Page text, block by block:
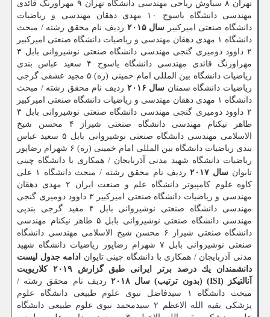
تهران ۸ سیاوش ریاحی مهندسی دانشگاه تهران ۹ مهراورنگ قائدی
مهندسی دانشگاه یاسوج ۱۰ مهدی دهقان مهندسی و ریاضیات
دانشگاه صنعتی امیركبیر سال ۲۰۱۵
ردیف نام محقق رشته / مبحث
دانشگاه ۱ مهدی دهقان مهندسی و ریاضیات دانشگاه صنعتی امیركبیر
۲ داوود دومیری گنجی مهندسی دانشگاه صنعتی نوشیروانی بابل ۳
مهراورنگ قائدی مهندسی دانشگاه یاسوج ۴ سعید عباس بندی
ریاضیات دانشگاه بین المللی امام خمینی (ره) ۵ مجید عشقی گرجی
ریاضیات دانشگاه سمنان سال ۲۰۱۶
ردیف نام محقق رشته / مبحث
دانشگاه ۱ مهدی دهقان مهندسی و ریاضیات دانشگاه صنعتی امیركبیر
۲ داوود دومیری گنجی مهندسی دانشگاه صنعتی نوشیروانی بابل ۳
طاهر نیكنام مهندسی دانشگاه صنعتی شیراز ۴ محسن شیخ
الاسلامی مهندسی دانشگاه صنعتی نوشیروانی بابل ۵ سعید عباس
بندی ریاضیات دانشگاه بین المللی امام خمینی (ره) ۶ شهرام رضاپور
ریاضیات دانشگاه شهید مدنی آذربایجان / همكاری با دانشگاه چینی
تایوان سال ۲۰۱۷
ردیف نام محقق رشته / مبحث دانشگاه ۱ علی
كاوه علوم كامپیوتر دانشگاه علم و صنعت ایران ۲ مهدی دهقان
مهندسی و ریاضیات دانشگاه صنعتی امیركبیر ۳ داوود دومیری گنجی
مهندسی دانشگاه صنعتی نوشیروانی بابل ۴ مفید گرجی بندپی
مهندسی دانشگاه صنعتی نوشیروانی بابل ۵ طاهر نیكنام مهندسی
دانشگاه صنعتی شیراز ۶ محسن شیخ الاسلامی مهندسی دانشگاه
صنعتی نوشیروانی بابل ۷ شهرام رضاپور ریاضیات دانشگاه شهید
مدنی آذربایجان / همكاری با دانشگاه چینی تایوان
ادامه جدول لیست
دانشمندان یك درصد برتر ایرانی طبق گزارش ۲۰۱۹ كلاریویت
آنالتیكز (ISI) (بدون ترتیب)
سال ۲۰۱۸
ردیف نام محقق رشته /
مبحث دانشگاه ۱ سیدفاضل نبوی علوم طبیعی دانشگاه علوم
پزشكی بقیه الله الاعظم ۲ سیدمحمد نبوی علوم طبیعی دانشگاه